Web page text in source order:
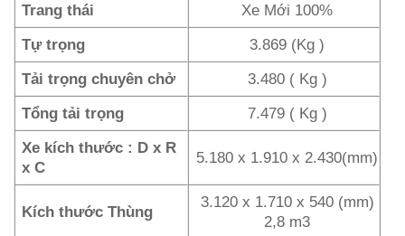
Trang thái
Xe Mới 100%
Tự trọng
3.869 (Kg )
Tải trọng chuyên chở
3.480 ( Kg )
Tổng tải trọng
7.479 ( Kg )
Xe kích thước : D x R
x C
5.180 x 1.910 x 2.430(mm)
Kích thước Thùng
3.120 x 1.710 x 540 (mm)
2,8 m3